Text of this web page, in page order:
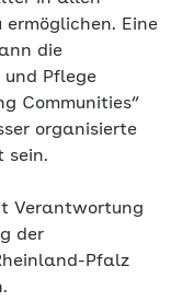
ermöglichen. Eine
die
Pflege
Communities“
organisierte
sein.
Verantwortung
der
Pfalz